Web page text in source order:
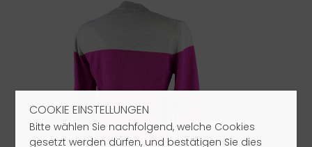
COOKIE EINSTELLUNGEN
Bitte wählen Sie nachfolgend, welche Cookies
gesetzt werden dürfen, und bestätigen Sie dies